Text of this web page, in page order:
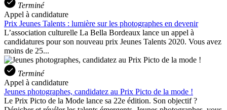
Terminé
Appel à candidature
Prix Jeunes Talents : lumière sur les photographes en devenir
L’association culturelle La Bella Bordeaux lance un appel à
candidatures pour son nouveau prix Jeunes Talents 2020. Vous avez
moins de 25...
Terminé
Appel à candidature
Jeunes photographes, candidatez au Prix Picto de la mode !
Le Prix Picto de la Mode lance sa 22e édition. Son objectif ?